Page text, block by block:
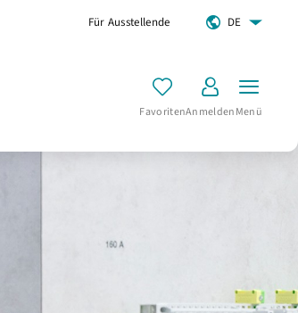
Für Ausstellende DE
FavoritenAnmeldenMenü